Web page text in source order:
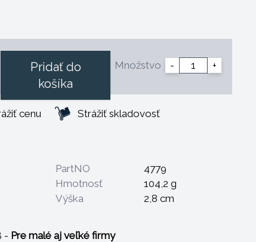
Množstvo - +
Pridať do
košíka
cenu
Strážiť skladovosť
PartNO
4779
Hmotnosť
104,2 g
Výška
2,8 cm
- Pre malé aj veľké firmy